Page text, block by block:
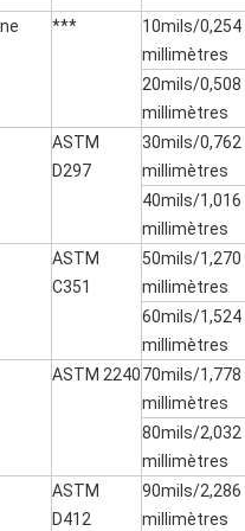
***
10mils/0,254
millimètres
20mils/0,508
millimètres
ASTM
D297
30mils/0,762
millimètres
40mils/1,016
millimètres
ASTM
C351
50mils/1,270
millimètres
60mils/1,524
millimètres
ASTM 224070mils/1,778
millimètres
80mils/2,032
millimètres
ASTM
D412
90mils/2,286
millimètres